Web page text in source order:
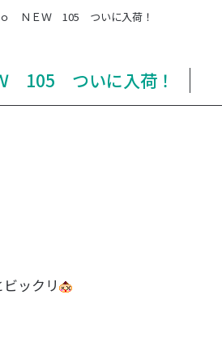
ｏ ＮＥＷ 105 ついに入荷！
105 ついに入荷！
ックリ